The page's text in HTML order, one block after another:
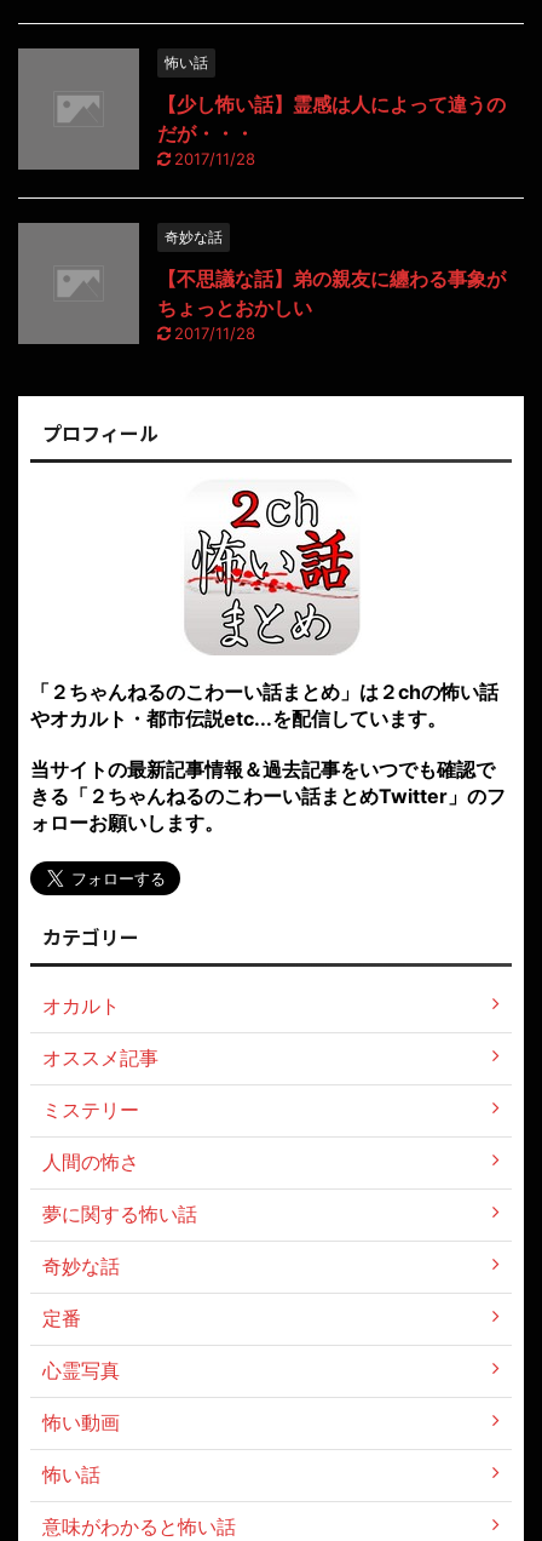
怖い話
【少し怖い話】霊感は人によって違うの
だが・・・
2017/11/28
奇妙な話
【不思議な話】弟の親友に纏わる事象が
ちょっとおかしい
2017/11/28
プロフィール
「２ちゃんねるのこわーい話まとめ」は２chの怖い話
やオカルト・都市伝説etc...を配信しています。
当サイトの最新記事情報＆過去記事をいつでも確認で
きる「２ちゃんねるのこわーい話まとめTwitter」のフ
ォローお願いします。
カテゴリー
オカルト
オススメ記事
ミステリー
人間の怖さ
夢に関する怖い話
奇妙な話
定番
心霊写真
怖い動画
怖い話
意味がわかると怖い話